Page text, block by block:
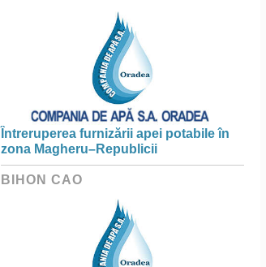
Întreruperea furnizării apei potabile în
zona Magheru–Republicii
BIHON CAO